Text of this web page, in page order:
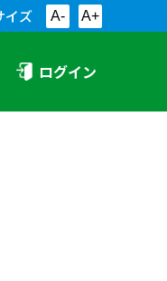
イズ A- A+
ログイン